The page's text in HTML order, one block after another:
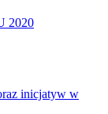
2020
inicjatyw w